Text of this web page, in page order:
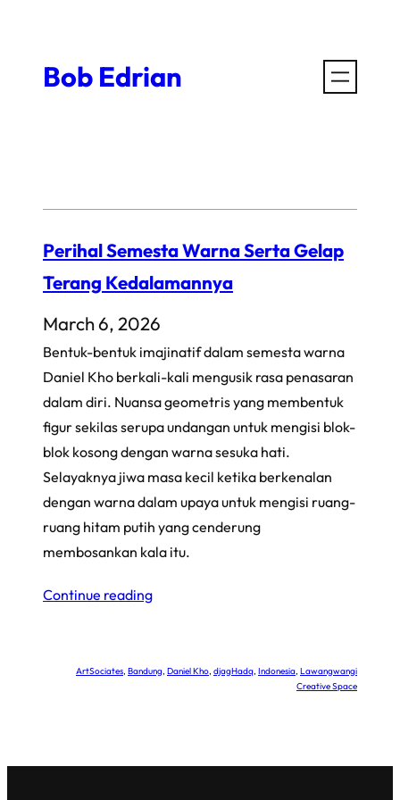
contentBob Edrian
Perihal Semesta Warna Serta Gelap
Terang Kedalamannya
March 6, 2026
Bentuk-bentuk imajinatif dalam semesta warna
Daniel Kho berkali-kali mengusik rasa penasaran
dalam diri. Nuansa geometris yang membentuk
figur sekilas serupa undangan untuk mengisi blok-
blok kosong dengan warna sesuka hati.
Selayaknya jiwa masa kecil ketika berkenalan
dengan warna dalam upaya untuk mengisi ruang-
ruang hitam putih yang cenderung
membosankan kala itu.
Continue reading
ArtSociates, Bandung, Daniel Kho, djagHadq, Indonesia, Lawangwangi
Creative Space